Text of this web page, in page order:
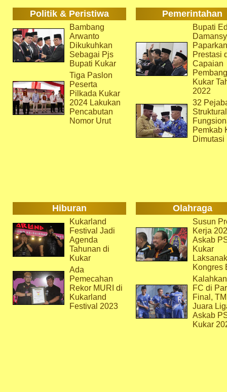
Politik & Peristiwa Pemerintahan
Bambang
Arwanto
Dikukuhkan
Sebagai Pjs
Bupati Kukar
Tiga Paslon
Peserta
Pilkada Kukar
2024 Lakukan
Pencabutan
Nomor Urut
Bupati
Paparkan
Prestasi
Capaian
Kukar
2022
32
Pemkab
Dimutasi
Hiburan Olahraga
Kukarland
Festival Jadi
Agenda
Tahunan di
Kukar
Ada
Pemecahan
Rekor MURI di
Kukarland
Festival 2023
Susun
Kerja
Askab
Kukar
Kongres
FC di
Final,
Juara
Askab
Kukar